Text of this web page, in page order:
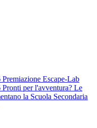
Escape-Lab
per l'avventura? Le
la Scuola Secondaria